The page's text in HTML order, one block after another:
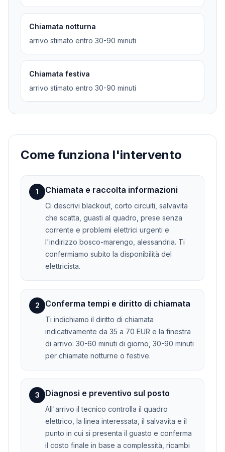
Chiamata notturna
arrivo stimato entro 30-90 minuti
Chiamata festiva
arrivo stimato entro 30-90 minuti
Come funziona l'intervento
1 Chiamata e raccolta informazioni
Ci descrivi blackout, corto circuiti, salvavita
che scatta, guasti al quadro, prese senza
corrente e problemi elettrici urgenti e
l'indirizzo bosco-marengo, alessandria. Ti
confermiamo subito la disponibilità del
elettricista.
2 Conferma tempi e diritto di chiamata
Ti indichiamo il diritto di chiamata
indicativamente da 35 a 70 EUR e la finestra
di arrivo: 30-60 minuti di giorno, 30-90 minuti
per chiamate notturne o festive.
3 Diagnosi e preventivo sul posto
All'arrivo il tecnico controlla il quadro
elettrico, la linea interessata, il salvavita e il
punto in cui si presenta il guasto e conferma
il costo finale in base a complessità, ricambi